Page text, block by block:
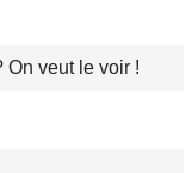
On veut le voir !